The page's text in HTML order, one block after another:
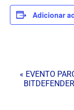
Adicionar
« EVENTO